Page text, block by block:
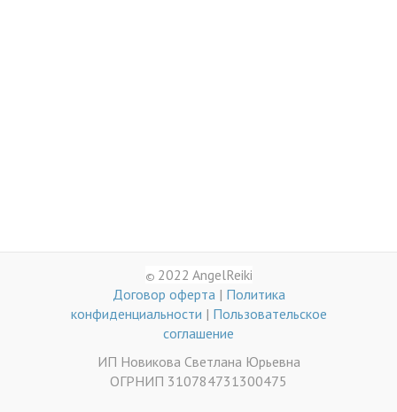
© 2022 AngelReiki
Договор оферта| Политика
конфиденциальности | Пользовательское
соглашение
ИП Новикова Светлана Юрьевна
ОГРНИП 310784731300475